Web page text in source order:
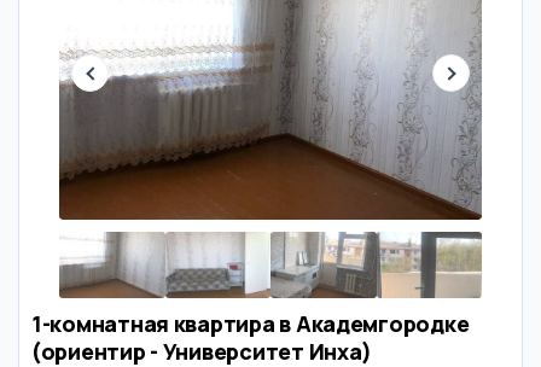
1-комнатная квартира в Академгородке
(ориентир - Университет Инха)